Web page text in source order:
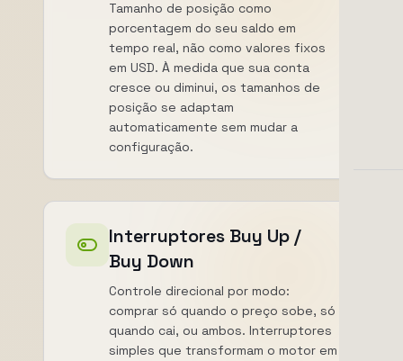
Tamanho de posição como
porcentagem do seu saldo em
tempo real, não como valores fixos
em USD. À medida que sua conta
cresce ou diminui, os tamanhos de
posição se adaptam
automaticamente sem mudar a
configuração.
Interruptores Buy Up /
Buy Down
Controle direcional por modo:
comprar só quando o preço sobe, só
quando cai, ou ambos. Interruptores
simples que transformam o motor em